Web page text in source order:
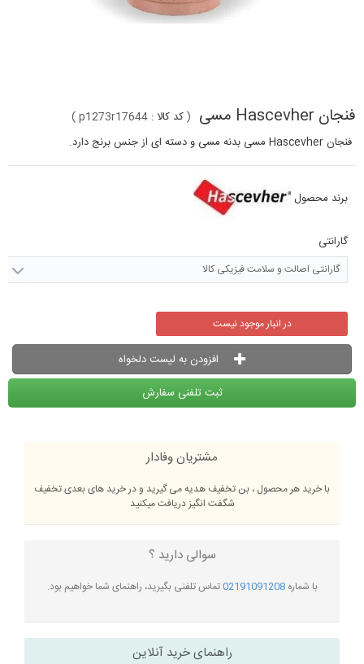
فنجان Hascevher مسی (کد کالا : p1273r17644
)
فنجان Hascevher مسی بدنه مسی و دسته ای از جنس برنج دارد.
برند محصول
گارانتی
گارانتی اصالت و سلامت فیزیکی کالا
در انبار موجود نیست
افزودن به لیست دلخواه
ثبت تلفنی سفارش
مشتریان وفادار
با خرید هر محصول ، بن تخفیف هدیه می گیرید و در خرید های بعدی تخفیف
شگفت انگیز دریافت میکنید
سوالی دارید ؟
با شماره02191091208تماس تلفنی بگیرید، راهنمای شما خواهیم بود.
راهنمای خرید آنلاین